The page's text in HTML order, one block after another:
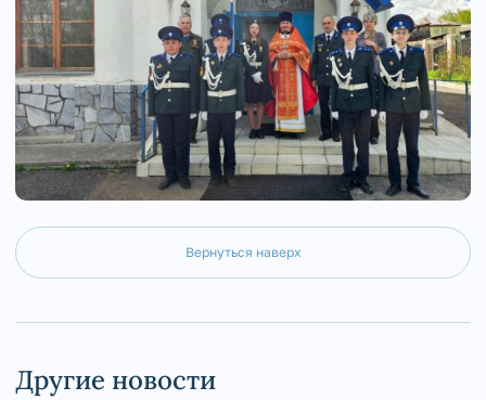
Вернуться наверх
Другие новости